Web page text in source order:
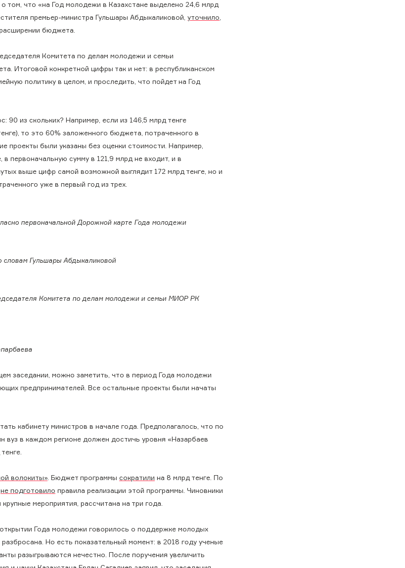
о том, что «на Год молодежи в Казахстане выделено 24,6 млрд
премьер-министра Гульшары Абдыкаликовой, уточнило,
бюджета.
Комитета по делам молодежи и семьи
Итоговой конкретной цифры так и нет: в республиканском
политику в целом, и проследить, что пойдет на Год
из скольких? Например, если из 146,5 млрд тенге
то это 60% заложенного бюджета, потраченного в
проекты были указаны без оценки стоимости. Например,
первоначальную сумму в 121,9 млрд не входит, и в
выше цифр самой возможной выглядит 172 млрд тенге, но и
уже в первый год из трех.
первоначальной Дорожной карте Года молодежи
Гульшары Абдыкаликовой
Комитета по делам молодежи и семьи МИОР РК
заседании, можно заметить, что в период Года молодежи
предпринимателей. Все остальные проекты были начаты
кабинету министров в начале года. Предполагалось, что по
вуз в каждом регионе должен достичь уровня «Назарбаев
волокиты». Бюджет программы сократили на 8 млрд тенге. По
не подготовило правила реализации этой программы. Чиновники
мероприятия, рассчитана на три года.
Года молодежи говорилось о поддержке молодых
Но есть показательный момент: в 2018 году ученые
разыгрываются нечестно. После поручения увеличить